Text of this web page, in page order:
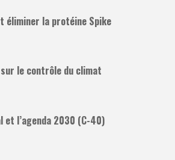
éliminer la protéine Spike
le contrôle du climat
et l’agenda 2030 (C-40)